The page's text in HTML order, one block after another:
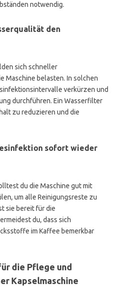
notwendig.
den
sich schneller
Maschine belasten. In solchen
verkürzen und
durchführen. Ein Wasserfilter
zu reduzieren und die
sofort wieder
du die Maschine gut mit
um alle Reinigungsreste zu
sie bereit für die
du, dass sich
im Kaffee bemerkbar
die Pflege und
Kapselmaschine